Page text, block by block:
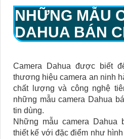
NHỮNG MẪU
DAHUA BÁN
Camera Dahua được biết
thương hiệu camera an ninh
chất lượng và công nghệ
những mẫu camera Dahua
tin dùng.
Những mẫu camera
thiết kế với đặc điểm như